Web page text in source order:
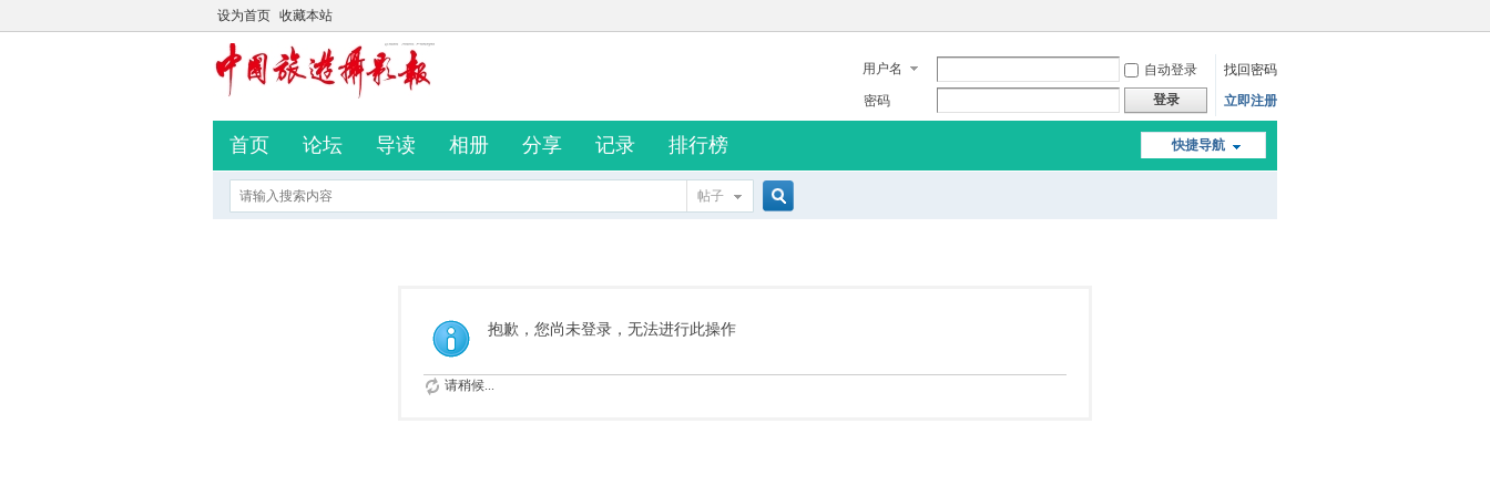
设为首页 收藏本站
用户名 自动登录
找回密码
密码
登录 立即注册
快捷导航
首页 论坛 导读 相册 分享 记录 排行榜
帖子
抱歉，您尚未登录，无法进行此操作
请稍候...